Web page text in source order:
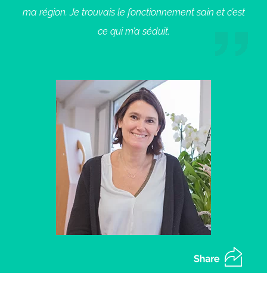
ma région. Je trouvais le fonctionnement sain et c’est
ce qui m’a séduit.